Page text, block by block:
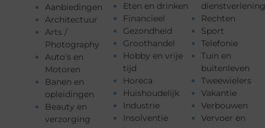
Aanbiedingen
Architectuur
Arts /
Photography
Auto's en
Motoren
Banen en
opleidingen
Beauty en
verzorging
Eten en drinken
Financieel
Gezondheid
Groothandel
Hobby en vrije
tijd
Horeca
Huishoudelijk
Industrie
Insolventie
Rechten
Sport
Telefonie
Tuin en
buitenleven
Tweewielers
Vakantie
Verbouwen
Vervoer en